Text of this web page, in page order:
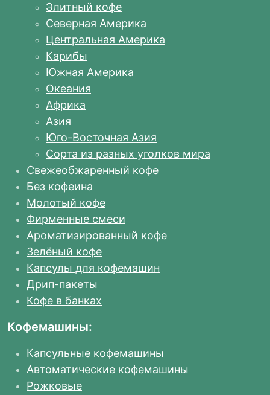
Элитный кофе
Северная Америка
Центральная Америка
Карибы
Южная Америка
Океания
Африка
Азия
Юго-Восточная Азия
Сорта из разных уголков мира
Свежеобжаренный кофе
Без кофеина
Молотый кофе
Фирменные смеси
Ароматизированный кофе
Зелёный кофе
Капсулы для кофемашин
Дрип-пакеты
Кофе в банках
Кофемашины:
Капсульные кофемашины
Автоматические кофемашины
Рожковые